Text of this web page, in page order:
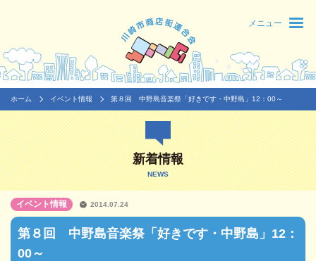
メニュー
ホーム イベント情報 第８回 中野島音楽祭「好きです・中野島」12：00～
新着情報
NEWS
第８回 中野島音楽祭「好きです・中野島」12：
00～
イベント情報 2014.07.24